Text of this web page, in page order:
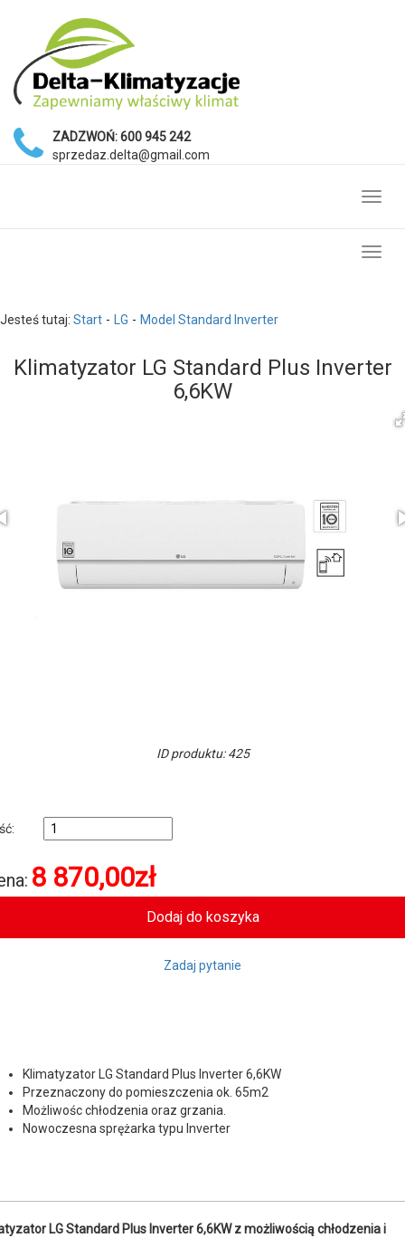
ZADZWOŃ:600 945 242
sprzedaz.delta@gmail.com
Jesteś tutaj: Start LG Model Standard Inverter
Klimatyzator LG Standard Plus Inverter
6,6KW
ID produktu: 425
8 870,00zł
Zadaj pytanie
Klimatyzator LG Standard Plus Inverter 6,6KW
Przeznaczony do pomieszczenia ok. 65m2
Możliwośc chłodzenia oraz grzania.
Nowoczesna sprężarka typu Inverter
LG Standard Plus Inverter 6,6KW z możliwością chłodzenia i